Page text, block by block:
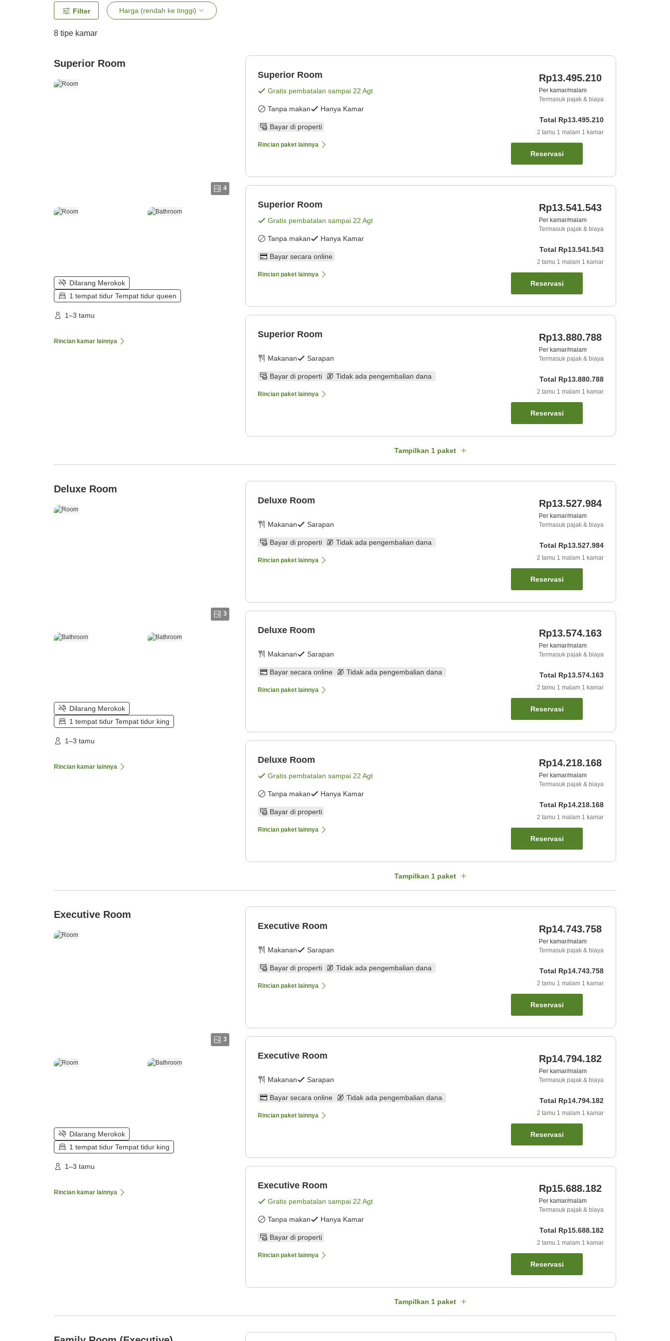
Filter Harga (rendah ke tinggi)
8 tipe kamar
Superior Room
4
Dilarang Merokok
1 tempat tidur Tempat tidur queen
1–3 tamu
Rincian kamar lainnya
Superior Room
Gratis pembatalan sampai 22 Agt
Tanpa makan Hanya Kamar
Bayar di properti
Rincian paket lainnya
Rp13.495.210
Per kamar/malam
Termasuk pajak & biaya
Total Rp13.495.210
2 tamu 1 malam 1 kamar
Reservasi
Superior Room
Gratis pembatalan sampai 22 Agt
Tanpa makan Hanya Kamar
Bayar secara online
Rincian paket lainnya
Rp13.541.543
Per kamar/malam
Termasuk pajak & biaya
Total Rp13.541.543
2 tamu 1 malam 1 kamar
Reservasi
Superior Room
Makanan Sarapan
Bayar di properti Tidak ada pengembalian dana
Rincian paket lainnya
Rp13.880.788
Per kamar/malam
Termasuk pajak & biaya
Total Rp13.880.788
2 tamu 1 malam 1 kamar
Reservasi
Tampilkan 1 paket
Deluxe Room
3
Dilarang Merokok
1 tempat tidur Tempat tidur king
1–3 tamu
Rincian kamar lainnya
Deluxe Room
Makanan Sarapan
Bayar di properti Tidak ada pengembalian dana
Rincian paket lainnya
Rp13.527.984
Per kamar/malam
Termasuk pajak & biaya
Total Rp13.527.984
2 tamu 1 malam 1 kamar
Reservasi
Deluxe Room
Makanan Sarapan
Bayar secara online Tidak ada pengembalian dana
Rincian paket lainnya
Rp13.574.163
Per kamar/malam
Termasuk pajak & biaya
Total Rp13.574.163
2 tamu 1 malam 1 kamar
Reservasi
Deluxe Room
Gratis pembatalan sampai 22 Agt
Tanpa makan Hanya Kamar
Bayar di properti
Rincian paket lainnya
Rp14.218.168
Per kamar/malam
Termasuk pajak & biaya
Total Rp14.218.168
2 tamu 1 malam 1 kamar
Reservasi
Tampilkan 1 paket
Executive Room
3
Dilarang Merokok
1 tempat tidur Tempat tidur king
1–3 tamu
Rincian kamar lainnya
Executive Room
Makanan Sarapan
Bayar di properti Tidak ada pengembalian dana
Rincian paket lainnya
Rp14.743.758
Per kamar/malam
Termasuk pajak & biaya
Total Rp14.743.758
2 tamu 1 malam 1 kamar
Reservasi
Executive Room
Makanan Sarapan
Bayar secara online Tidak ada pengembalian dana
Rincian paket lainnya
Rp14.794.182
Per kamar/malam
Termasuk pajak & biaya
Total Rp14.794.182
2 tamu 1 malam 1 kamar
Reservasi
Executive Room
Gratis pembatalan sampai 22 Agt
Tanpa makan Hanya Kamar
Bayar di properti
Rincian paket lainnya
Rp15.688.182
Per kamar/malam
Termasuk pajak & biaya
Total Rp15.688.182
2 tamu 1 malam 1 kamar
Reservasi
Tampilkan 1 paket